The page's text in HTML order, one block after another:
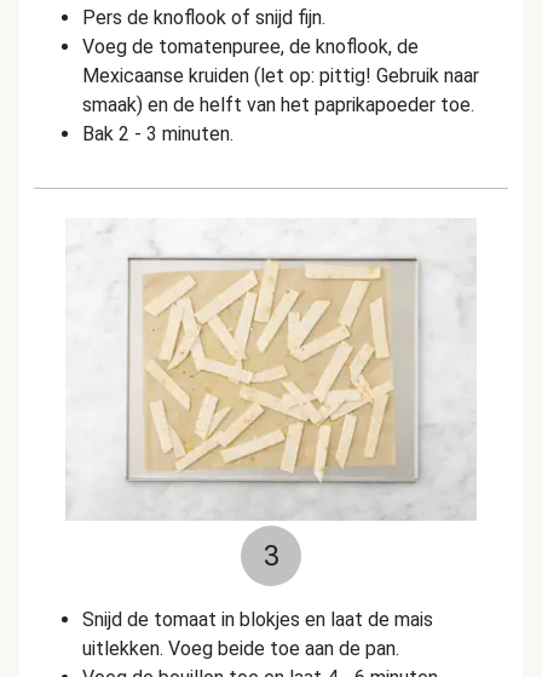
Pers de knoflook of snijd fijn.
Voeg de tomatenpuree, de knoflook, de
Mexicaanse kruiden (let op: pittig! Gebruik naar
smaak) en de helft van het paprikapoeder toe.
Bak 2 - 3 minuten.
3
Snijd de tomaat in blokjes en laat de mais
uitlekken. Voeg beide toe aan de pan.